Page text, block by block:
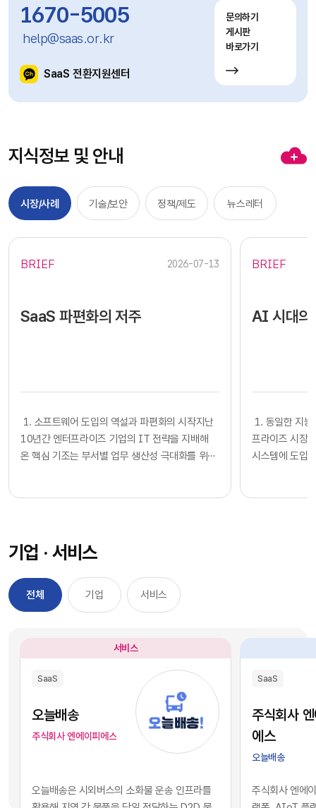
1670-5005
help@saas.or.kr
SaaS 전환지원센터
문의하기
게시판
바로가기
지식정보 및 안내
시장/사례 기술/보안 정책/제도 뉴스레터
BRIEF 2026-07-13
SaaS 파편화의 저주
​​ 1. 소프트웨어 도입의 역설과 파편화의 시작지난
10년간 엔터프라이즈 기업의 IT 전략을 지배해
온 핵심 기조는 부서별 업무 생산성 극대화를 위한
업의 업무 처리 속도를 비약적으로 단축시켰고, 디
지털 전환을 달성하는 가장 확실한 방법론으로 자
리 잡았습니다.그러나 IT 인프라의 규모가 팽창하
면서 엔터프라이즈 환경에는 심각한 구조적 역설
높이기 위해 도입한 수많은 소프트웨어들이 오히
려 전사적인 데이터의 흐름을 원천적으로 단절시
키는 부작용, 즉 'SaaS 파편화' 현상을 초래한 것
입니다. 각 부서가 자신의 목적에만 부합하는 솔루
션을 파편적으로 채택하고 운용함에 따라, 기업의
핵심 자산인 데이터는 서로 호환되지 않는 수백 개
의 개별 애플리케이션 서버 안에 고립되는 결과를
니다. 특정 부서 단위의 기능적 최적화나 개별 앱의
BRIEF
AI 시대의
1. 동일한 지
프라이즈 시장
시스템에 도입
습니다. 이는
리 기업과 완벽
리즘과 추론
된 기술력과 개
현재의 AI 지
하게 거래되고
게 되었습니다.
다. 경쟁사가
기업 · 서비스
전체 기업 서비스
서비스
SaaS
오늘배송
주식회사 엔에이피에스
오늘배송은 시외버스의 소화물 운송 인프라를
SaaS
주식회사
에스
오늘배송
주식회사 엔에